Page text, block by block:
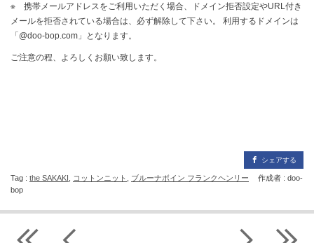
※ 携帯メールアドレスをご利用いただく場合、ドメイン拒否設定やURL付き
メールを拒否されている場合は、必ず解除して下さい。 利用するドメインは
「@doo-bop.com」となります。
ご注意の程、よろしくお願い致します。
シェアする
Tag : the SAKAKI , コットンニット , ブルーナボイン フランクヘンリー
作成者 : doo-
bop